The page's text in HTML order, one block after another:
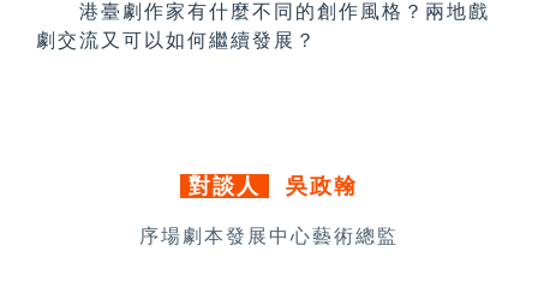
港臺劇作家有什麼不同的創作風格？兩地戲
劇交流又可以如何繼續發展？
對談人 吳政翰
序場劇本發展中心藝術總監